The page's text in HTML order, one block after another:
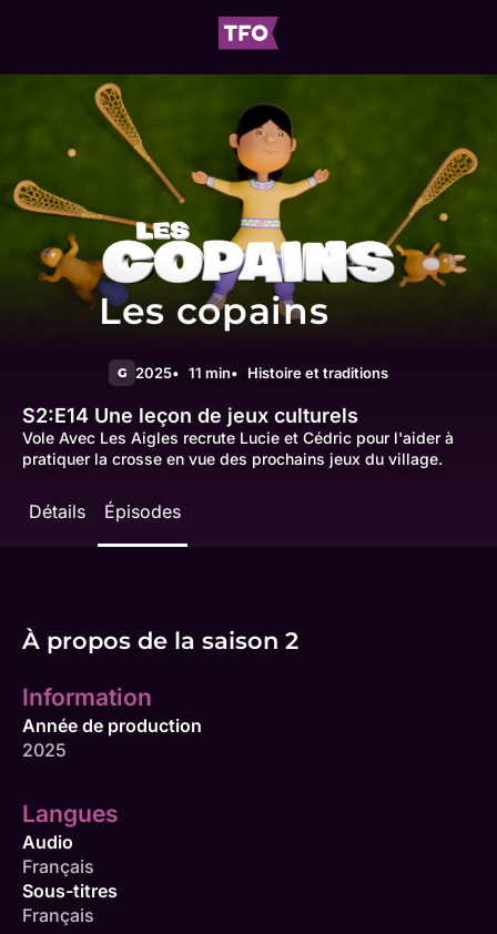
Les copains
G 2025 11 min Histoire et traditions
S2:E14 Une leçon de jeux culturels
Vole Avec Les Aigles recrute Lucie et Cédric pour l'aider à
pratiquer la crosse en vue des prochains jeux du village.
Détails Épisodes
À propos de la saison 2
Information
Année de production
2025
Langues
Audio
Français
Sous-titres
Français